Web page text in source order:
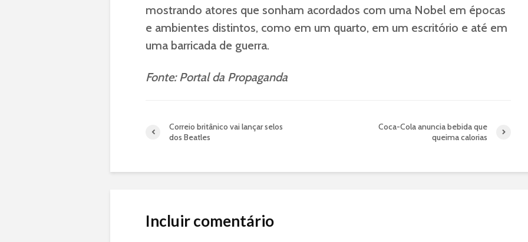
mostrando atores que sonham acordados com uma Nobel em épocas
e ambientes distintos, como em um quarto, em um escritório e até em
uma barricada de guerra.
Fonte: Portal da Propaganda
Correio britânico vai lançar selos
dos Beatles
Coca-Cola anuncia bebida que
queima calorias
Incluir comentário